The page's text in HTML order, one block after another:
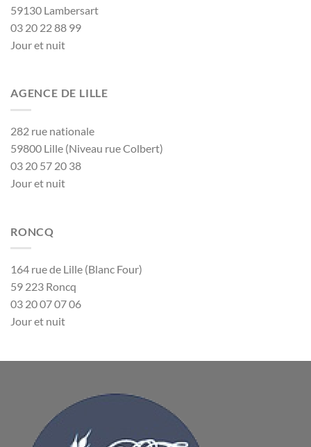
59130 Lambersart
03 20 22 88 99
Jour et nuit
AGENCE DE LILLE
282 rue nationale
59800 Lille (Niveau rue Colbert)
03 20 57 20 38
Jour et nuit
RONCQ
164 rue de Lille (Blanc Four)
59 223 Roncq
03 20 07 07 06
Jour et nuit